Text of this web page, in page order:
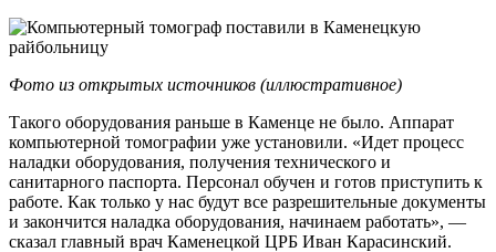
Фото из открытых источников (иллюстративное)
Такого оборудования раньше в Каменце не было. Аппарат
компьютерной томографии уже установили. «Идет процесс
наладки оборудования, получения технического и
санитарного паспорта. Персонал обучен и готов приступить к
работе. Как только у нас будут все разрешительные документы
и закончится наладка оборудования, начинаем работать», —
сказал главный врач Каменецкой ЦРБ Иван Карасинский.